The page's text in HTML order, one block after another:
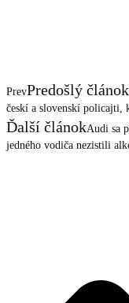
PrevPredošlý článok
českí a slovenskí policajti,
Ďalší článokAudi sa
jedného vodiča nezistili